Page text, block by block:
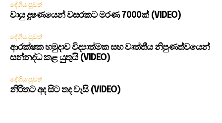
දේශීය පුවත්
වායු දූෂණයෙන් වසරකට මරණ 7000ක් (VIDEO)
දේශීය පුවත්
ආරක්ෂක හමුදාව විද්‍යාත්මක සහ වෘත්තීය නිපුණත්වයෙන්
සන්නද්ධ කළ යුතුයි (VIDEO)
දේශීය පුවත්
නිරිතට අද සිට තද වැසි (VIDEO)